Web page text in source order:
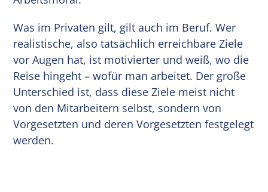
Was im Privaten gilt, gilt auch im Beruf. Wer
realistische, also tatsächlich erreichbare Ziele
vor Augen hat, ist motivierter und weiß, wo die
Reise hingeht – wofür man arbeitet. Der große
Unterschied ist, dass diese Ziele meist nicht
von den Mitarbeitern selbst, sondern von
Vorgesetzten und deren Vorgesetzten festgelegt
werden.